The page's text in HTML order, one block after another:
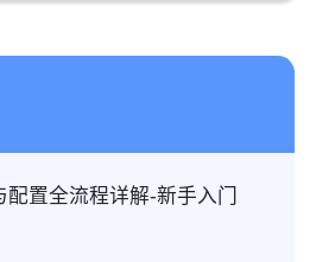
置全流程详解-新手入门